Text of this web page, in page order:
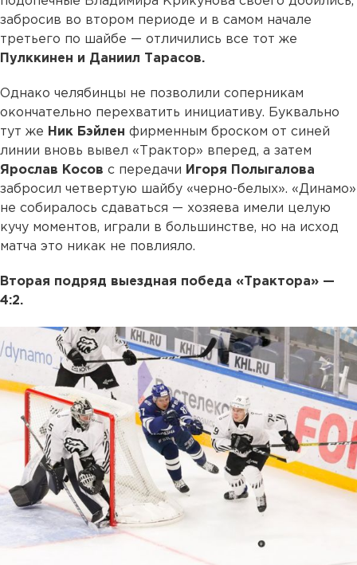
забросив во втором периоде и в самом начале
третьего по шайбе — отличились все тот же
Пулккинен и Даниил Тарасов.
Однако челябинцы не позволили соперникам
окончательно перехватить инициативу. Буквально
тут же Ник Бэйлен фирменным броском от синей
линии вновь вывел «Трактор» вперед, а затем
Ярослав Косов с передачи Игоря Полыгалова
забросил четвертую шайбу «черно-белых». «Динамо»
не собиралось сдаваться — хозяева имели целую
кучу моментов, играли в большинстве, но на исход
матча это никак не повлияло.
Вторая подряд выездная победа «Трактора» —
4:2.